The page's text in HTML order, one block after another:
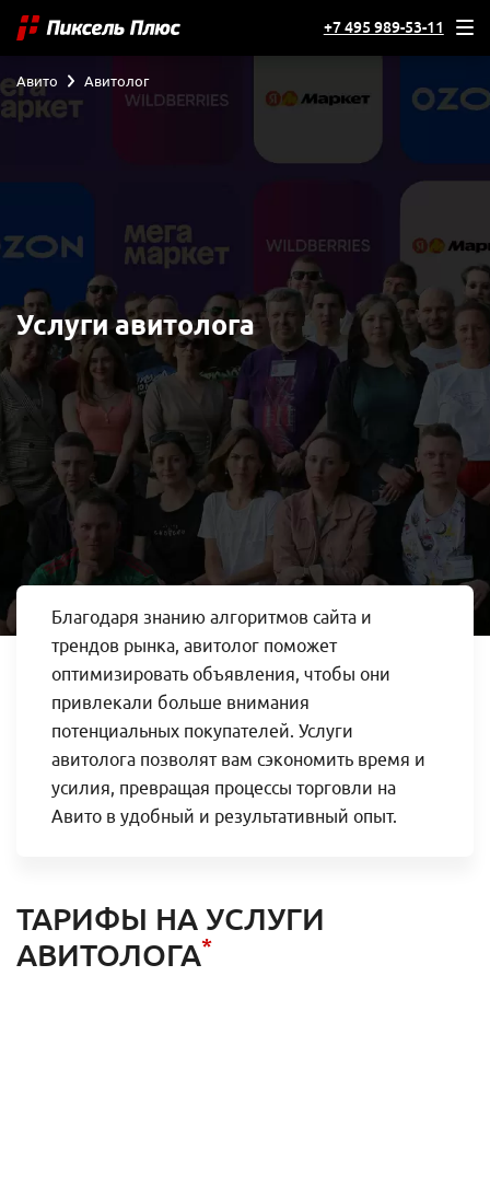
+7 495 989-53-11
Услуги авитолога
Авито Авитолог
Благодаря знанию алгоритмов сайта и
трендов рынка, авитолог поможет
оптимизировать объявления, чтобы они
привлекали больше внимания
потенциальных покупателей. Услуги
авитолога позволят вам сэкономить время и
усилия, превращая процессы торговли на
Авито в удобный и результативный опыт.
ТАРИФЫ НА УСЛУГИ
АВИТОЛОГА*